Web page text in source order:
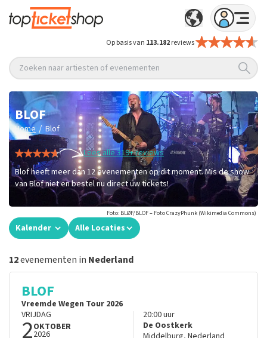
Op basis van 113.182reviews
Zoeken naar artiesten of evenementen
BLOF
Home / Blof
Lees alle 319+ reviews
Blof heeft meer dan 12 evenementen op dit moment. Mis de show
van Blof niet en bestel nu direct uw tickets!
Foto: BLØF/BLOF – Foto CrazyPhunk (Wikimedia Commons)
Kalender Alle Locaties
12evenementen in Nederland
BLOF
Vreemde Wegen Tour 2026
VRIJDAG
2OKTOBER
2026
20:00uur
De Oostkerk